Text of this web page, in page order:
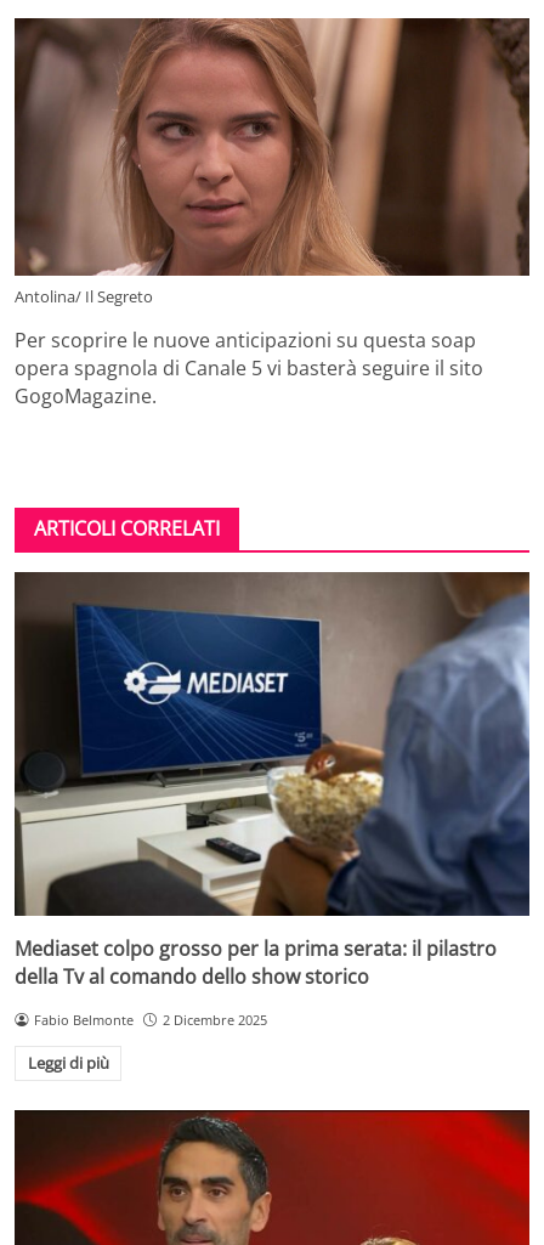
Antolina/ Il Segreto
Per scoprire le nuove anticipazioni su questa soap
opera spagnola di Canale 5 vi basterà seguire il sito
GogoMagazine.
ARTICOLI CORRELATI
Mediaset colpo grosso per la prima serata: il pilastro
della Tv al comando dello show storico
Fabio Belmonte 2 Dicembre 2025
Leggi di più